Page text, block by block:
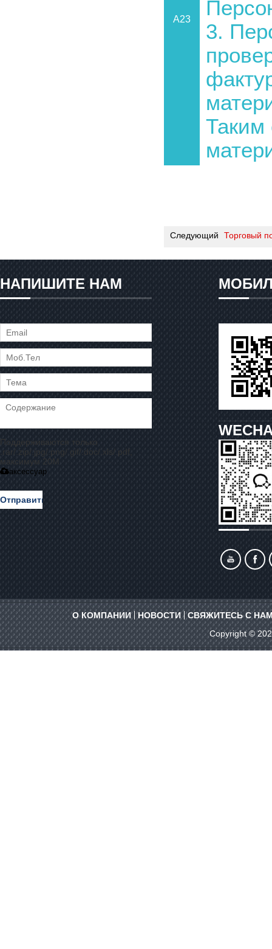
A23
3.
Таким
Следующий Торговый
НАПИШИТЕ НАМ
Поддерживаются только
.rar/.zip/.jpg/.png/.gif/.doc/.xls/.pdf,
максимум 20M
аксессуар
Отправить
Сообщение
О КОМПАНИИ НОВОСТИ
СВЯЖИТЕСЬ С
Copyright ©